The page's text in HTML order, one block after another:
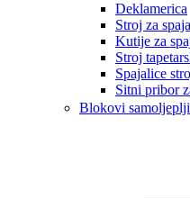
Deklamerica
Stroj za
Kutije za
Stroj
Spajalice
Sitni pribor
Blokovi